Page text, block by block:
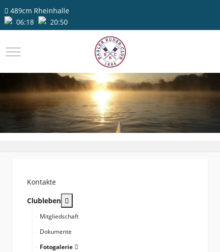
489cm Rheinhalle
06:18
20:50
Mobile Menu Toggle
Kontakte
Clubleben
Mitgliedschaft
Dokumente
Fotogalerie